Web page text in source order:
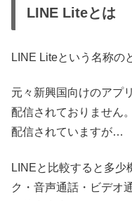
LINE Liteとは
LINE Liteという名称の
元々新興国向けのアプ
配信されておりません
配信されていますが…
LINEと比較すると多少
ク・音声通話・ビデオ